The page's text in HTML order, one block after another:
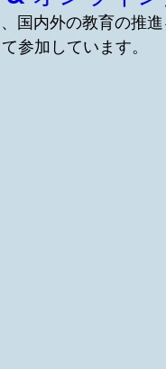
国内外の教育の推
参加しています。